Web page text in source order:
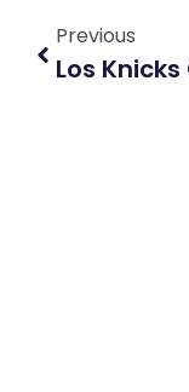
Previous